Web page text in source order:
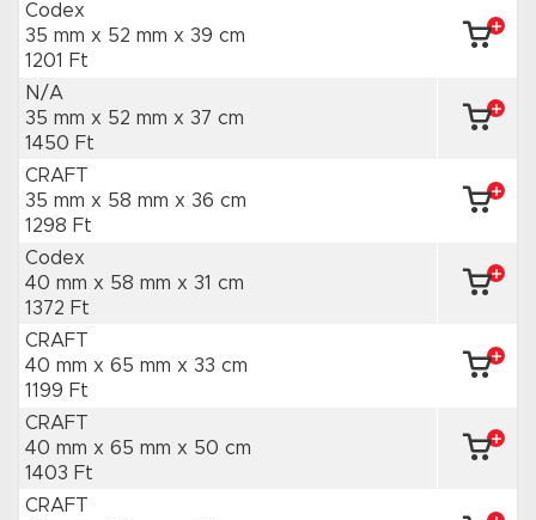
Codex
35 mm x 52 mm x 39 cm
1201 Ft
N/A
35 mm x 52 mm x 37 cm
1450 Ft
CRAFT
35 mm x 58 mm x 36 cm
1298 Ft
Codex
40 mm x 58 mm x 31 cm
1372 Ft
CRAFT
40 mm x 65 mm x 33 cm
1199 Ft
CRAFT
40 mm x 65 mm x 50 cm
1403 Ft
CRAFT